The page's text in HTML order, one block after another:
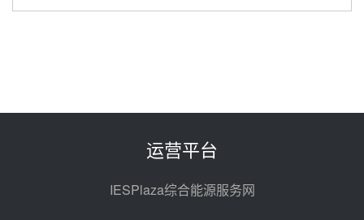
100MW光工程性能试验采购
光热示范电站二列蒸汽发生器设备
运营平台
IESPlaza综合能源服务网